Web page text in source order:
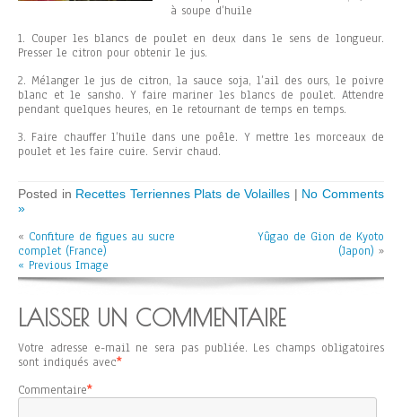
à soupe d’huile
1. Couper les blancs de poulet en deux dans le sens de longueur.
Presser le citron pour obtenir le jus.
2. Mélanger le jus de citron, la sauce soja, l’ail des ours, le poivre
blanc et le sansho. Y faire mariner les blancs de poulet. Attendre
pendant quelques heures, en le retournant de temps en temps.
3. Faire chauffer l’huile dans une poêle. Y mettre les morceaux de
poulet et les faire cuire. Servir chaud.
Posted in Recettes Terriennes Plats de Volailles | No Comments
»
« Confiture de figues au sucre
complet (France)
Yûgao de Gion de Kyoto
(Japon) »
« Previous Image
LAISSER UN COMMENTAIRE
Votre adresse e-mail ne sera pas publiée. Les champs obligatoires
sont indiqués avec*
Commentaire*